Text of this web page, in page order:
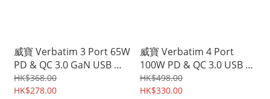
威寶 Verbatim 3 Port 65W
PD & QC 3.0 GaN USB 充
電器 66520 | 香港行貨提
供一年保養及維修
HK$368.00
HK$278.00
威寶 Verbatim 4 Port
100W PD & QC 3.0 USB 充
電器 66402 | 香港行貨提
供一年保養及維修
HK$498.00
HK$330.00